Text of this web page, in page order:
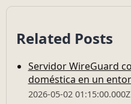
Related Posts
Servidor WireGuard
doméstica en un
2026-05-02 01:15:00.000Z